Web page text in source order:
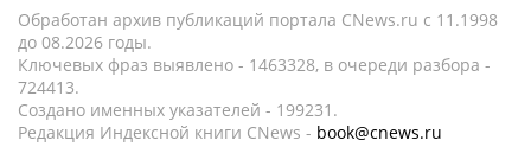
Обработан архив публикаций портала CNews.ru c 11.1998
до 08.2026 годы.
Ключевых фраз выявлено - 1463328, в очереди разбора -
724413.
Создано именных указателей - 199231.
Редакция Индексной книги CNews - book@cnews.ru